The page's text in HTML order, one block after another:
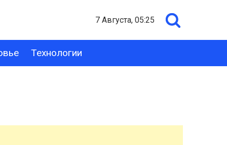
7 Августа, 05:25
Технологии